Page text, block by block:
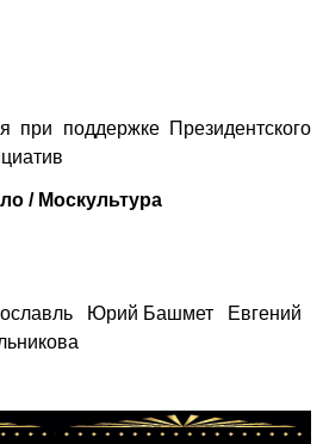
при поддержке Президентского
/ Москультура
Юрий Башмет
Евгений